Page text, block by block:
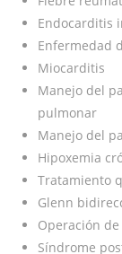
Endocarditis
Enfermedad
Miocarditis
Manejo del
pulmonar
Manejo del
Hipoxemia
Tratamiento
Glenn
Operación de
Síndrome